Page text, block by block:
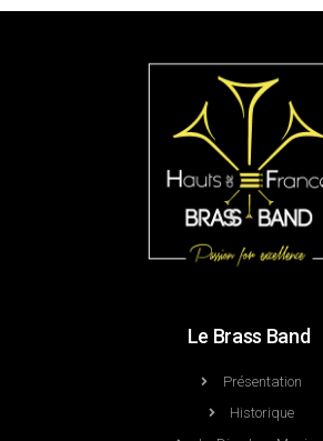
Le Brass Band
Présentation
Historique